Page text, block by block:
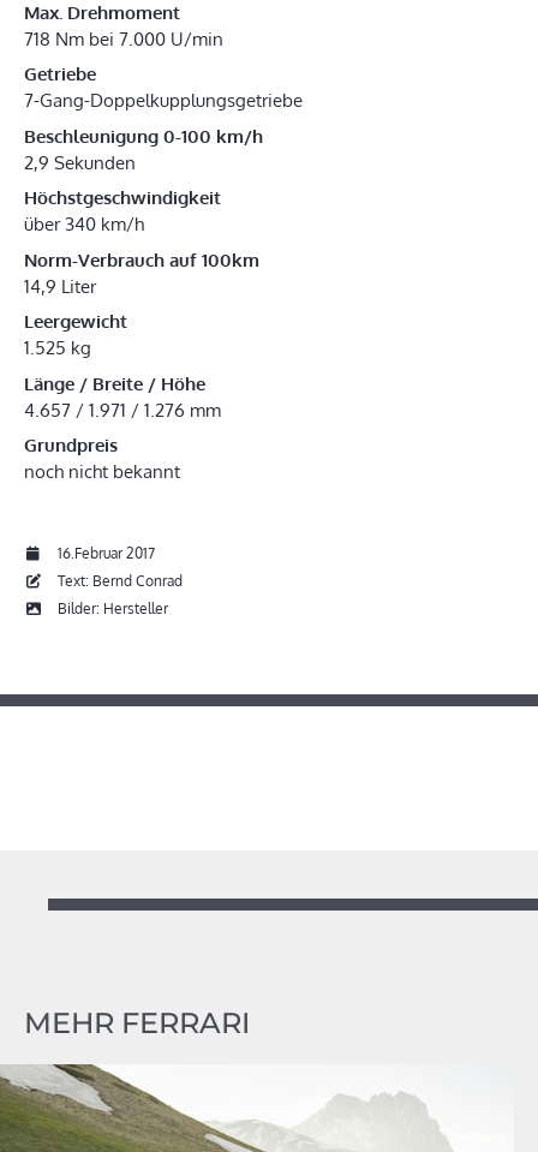
Max. Drehmoment
718 Nm bei 7.000 U/min
Getriebe
7-Gang-Doppelkupplungsgetriebe
Beschleunigung 0-100 km/h
2,9 Sekunden
Höchstgeschwindigkeit
über 340 km/h
Norm-Verbrauch auf 100km
14,9 Liter
Leergewicht
1.525 kg
Länge / Breite / Höhe
4.657 / 1.971 / 1.276 mm
Grundpreis
noch nicht bekannt
16.Februar 2017
Text: Bernd Conrad
Bilder: Hersteller
MEHR FERRARI